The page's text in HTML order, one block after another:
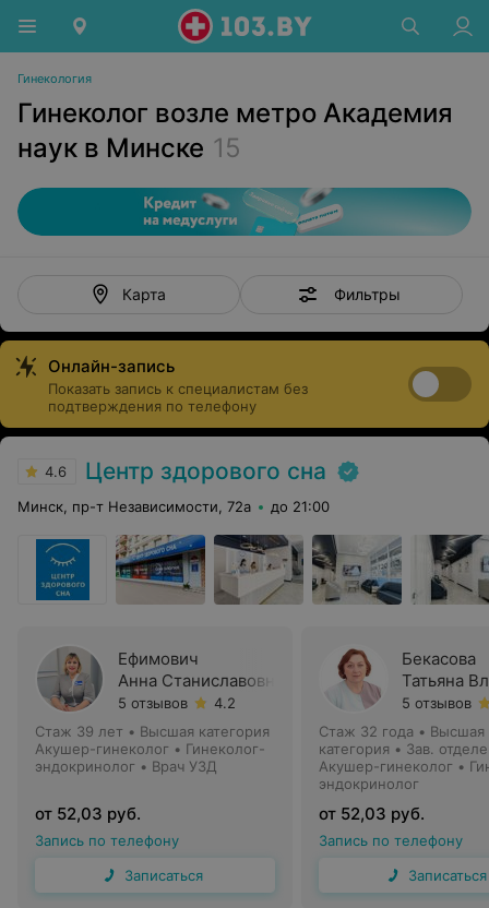
Гинекология
Гинеколог возле метро Академия
наук в Минске 15
Карта Фильтры
Онлайн-запись
Показать запись к специалистам без
подтверждения по телефону
4.6 Центр здорового сна
Минск, пр-т Независимости, 72а до 21:00
Ефимович
Анна Станиславовна
5 отзывов
4.2
Стаж 39 лет • Высшая категория
Акушер-гинеколог • Гинеколог-
эндокринолог • Врач УЗД
от 52,03 руб.
Запись по телефону
Записаться
Бекасова
Татьяна
5 отзывов
Стаж 32 года • Высшая
категория • Зав.
Акушер-гинеколог •
эндокринолог
от 52,03 руб.
Запись по телефону
Записаться